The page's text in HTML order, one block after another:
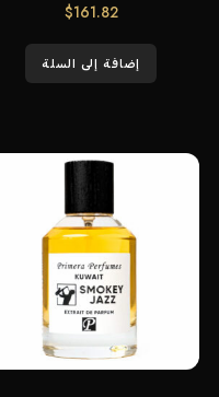
$161.82
إضافة إلى السلة